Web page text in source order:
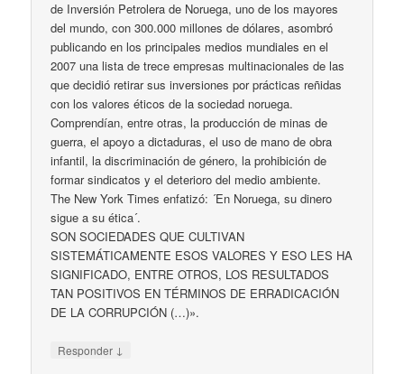
de Inversión Petrolera de Noruega, uno de los mayores
del mundo, con 300.000 millones de dólares, asombró
publicando en los principales medios mundiales en el
2007 una lista de trece empresas multinacionales de las
que decidió retirar sus inversiones por prácticas reñidas
con los valores éticos de la sociedad noruega.
Comprendían, entre otras, la producción de minas de
guerra, el apoyo a dictaduras, el uso de mano de obra
infantil, la discriminación de género, la prohibición de
formar sindicatos y el deterioro del medio ambiente.
The New York Times enfatizó: ´En Noruega, su dinero
sigue a su ética´.
SON SOCIEDADES QUE CULTIVAN
SISTEMÁTICAMENTE ESOS VALORES Y ESO LES HA
SIGNIFICADO, ENTRE OTROS, LOS RESULTADOS
TAN POSITIVOS EN TÉRMINOS DE ERRADICACIÓN
DE LA CORRUPCIÓN (…)».
Responder ↓